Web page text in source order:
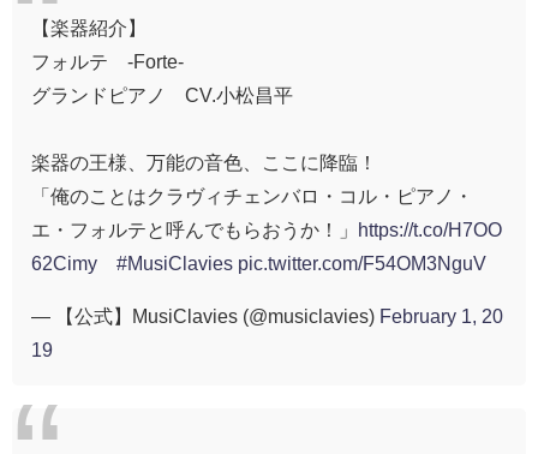
【楽器紹介】
フォルテ -Forte-
グランドピアノ CV.小松昌平
楽器の王様、万能の音色、ここに降臨！
「俺のことはクラヴィチェンバロ・コル・ピアノ・
エ・フォルテと呼んでもらおうか！」
https://t.co/H7OO
62Cimy
#MusiClavies pic.twitter.com/F54OM3NguV
— 【公式】MusiClavies (@musiclavies) February 1, 20
19